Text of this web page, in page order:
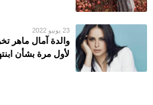
23 يونيو 2022
والدة آمال ماهر
لأول مرة بشأن